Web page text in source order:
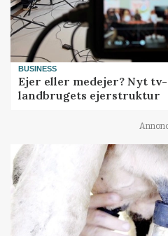
BUSINESS
Ejer eller medejer? Nyt
landbrugets ejerstruktur